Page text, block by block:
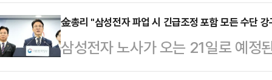
했다.그는 "먼저 민주…
남은 다카이치 총리의 고향인 나라
의 답방 성격을 지니고 있다는 점에
욱 깊게…
"기본적으로는 정치적 결정 사항"
요진단 라이브'에 출연해 "양국 사
있는 게 아니고, (의견이) 근접해 있
金총리 "삼성전자 파업 시 긴급조정 포함 모든 수단
삼성전자 노사가 오는 21일로 예정
재개하기로 한 가운데 김민석 국무